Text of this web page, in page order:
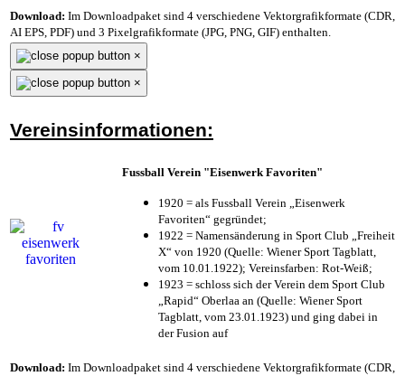
Download: Im Downloadpaket sind 4 verschiedene Vektorgrafikformate (CDR,
AI EPS, PDF) und 3 Pixelgrafikformate (JPG, PNG, GIF) enthalten.
×
×
Vereinsinformationen:
Fussball Verein "Eisenwerk Favoriten"
1920 = als Fussball Verein „Eisenwerk
Favoriten“ gegründet;
1922 = Namensänderung in Sport Club „Freiheit
X“ von 1920 (Quelle: Wiener Sport Tagblatt,
vom 10.01.1922); Vereinsfarben: Rot-Weiß;
1923 = schloss sich der Verein dem Sport Club
„Rapid“ Oberlaa an (Quelle: Wiener Sport
Tagblatt, vom 23.01.1923) und ging dabei in
der Fusion auf
Download: Im Downloadpaket sind 4 verschiedene Vektorgrafikformate (CDR,